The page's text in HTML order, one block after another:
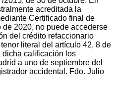
acreditada la
Certificado final de
2020, no puede accederse
del crédito refaccionario
literal del artículo 42, 8 de
dicha calificación los
a uno de septiembre del
accidental. Fdo. Julio